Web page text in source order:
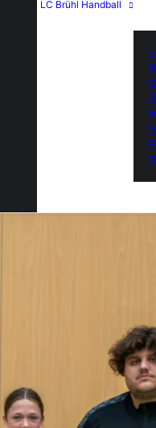
LC Brühl Handball